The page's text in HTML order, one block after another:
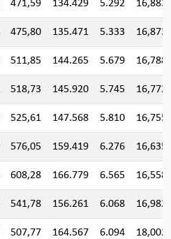
471,59 134.429 5.292 16,883
475,80 135.471 5.333 16,873
511,85 144.265 5.679 16,788
518,73 145.920 5.745 16,772
525,61 147.568 5.810 16,755
576,05 159.419 6.276 16,635
608,28 166.779 6.565 16,558
541,78 156.261 6.068 16,982
507,77 164.567 6.094 18,002